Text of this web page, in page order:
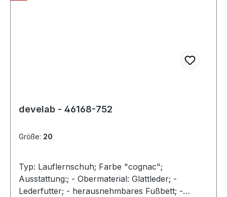
develab - 46168-752
Größe: 20
Typ: Lauflernschuh; Farbe "cognac";
Ausstattung:; - Obermaterial: Glattleder; -
Lederfutter; - herausnehmbares Fußbett; -